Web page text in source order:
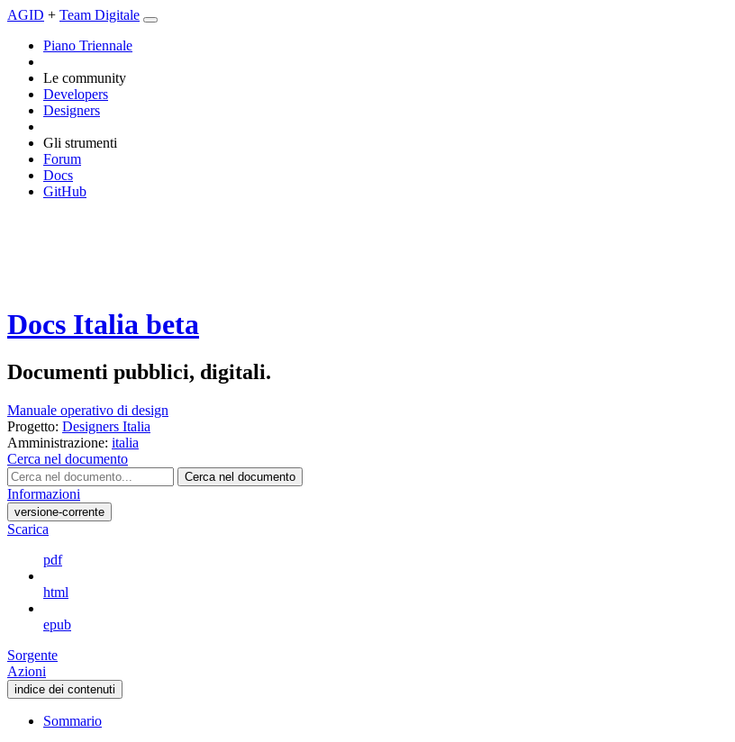
AGID + Team Digitale
Piano Triennale
Le community
Developers
Designers
Gli strumenti
Forum
Docs
GitHub
Docs Italia beta
Documenti pubblici, digitali.
Manuale operativo di design
Progetto: Designers Italia
Amministrazione: italia
Cerca nel documento
Cerca nel documento
Informazioni
versione-corrente
Scarica
pdf
html
epub
Sorgente
Azioni
indice dei contenuti
Sommario